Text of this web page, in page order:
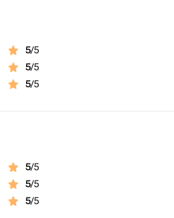
5/5
5/5
5/5
5/5
5/5
5/5